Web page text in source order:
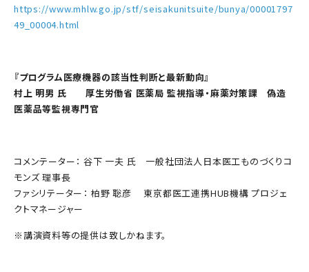
https://www.mhlw.go.jp/stf/seisakunitsuite/bunya/00001797
49_00004.html
『プログラム医療機器の該当性判断と最新動向』
村上 明男 氏 厚生労働省 医薬局 監視指導・麻薬対策課 偽造
医薬品等監視専門官
コメンテーター： 谷下 一夫 氏 一般社団法人日本医工ものづくりコ
モンズ 理事長
ファシリテーター： 柏野 聡彦 東京都医工連携HUB機構 プロジェ
クトマネージャー
※講演資料等の提供は致しかねます。